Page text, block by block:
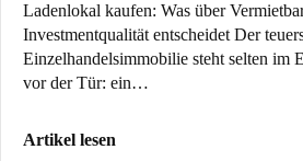
Ladenlokal kaufen: Was über
Investmentqualität entscheidet Der
Einzelhandelsimmobilie steht selten im
vor der Tür: ein…
Artikel lesen